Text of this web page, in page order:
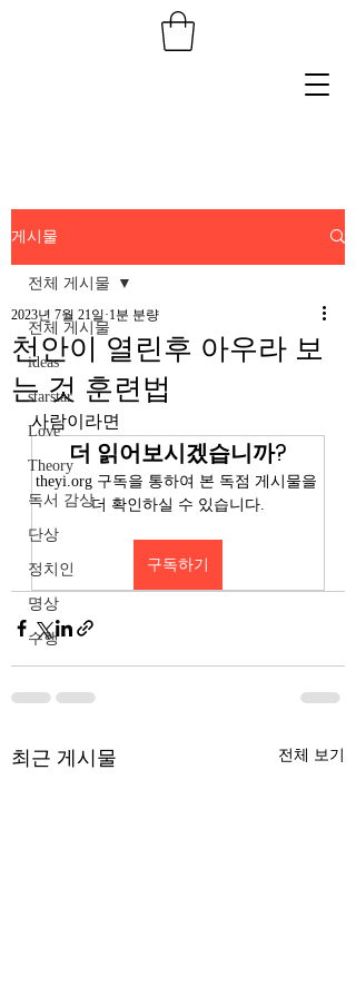
게시물
전체 게시물
ideas
starstar
Love
Theory
독서 감상
단상
정치인
명상
수행
전체 게시물
천안이 열린후 아우라 보
는 것 훈련법
2023년 7월 21일 1분 분량
사람이라면
더 읽어보시겠습니까?
theyi.org 구독을 통하여 본 독점 게시물을
더 확인하실 수 있습니다.
구독하기
최근 게시물 전체 보기